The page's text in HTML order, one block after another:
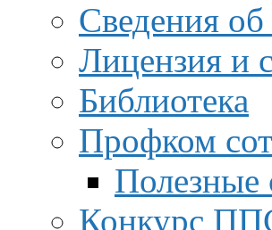
Сведения об
Лицензия и
Библиотека
Профком
Полезные
Конкурс